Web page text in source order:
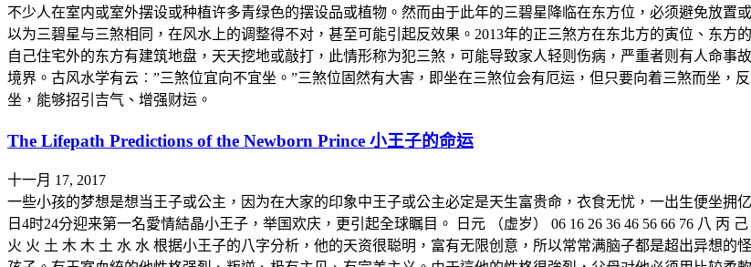
不少人在室内或室外摆设或种植许多青绿色的摆设品或植物。然而由于此年的三碧星降临在东方位，必须避免放
以为三碧星与三煞相同，在风水上的调整得不对，甚至可能引起反效果。2013年的正三煞方在东北方的寅位、东
自己住宅外的东方有建筑地盘，天天挖地或敲打，此情形称为犯三煞，可能导致家人轻则伤病，严重者则有人命
境界。古风水学有云︰”三煞位宜向不宜坐。”三煞位固然有大害，即坐在三煞位会有厄运，但只要向着三煞而坐，
坐，能够招引吉气、增强财运。
The Lifepath Predictions of the Newborn Prince 小王子的命运
十一月 17, 2017
一些小孩的梦想是想当王子或公主，因为在大家的印象中王子或公主必定是天生富贵命，衣食无忧，一出生便坐拥
日4时24分迎来第一名愛情結晶小王子，举国欢庆，更引起全球瞩目。 日元 （虚岁） 06 16 26 36 46 56 66 76 八 丙
火 火 土 木 木 土 水 水 根据小王子的八字分析，他的天资很聪明，富有无限创意，所以常常满脑子都是超出异想